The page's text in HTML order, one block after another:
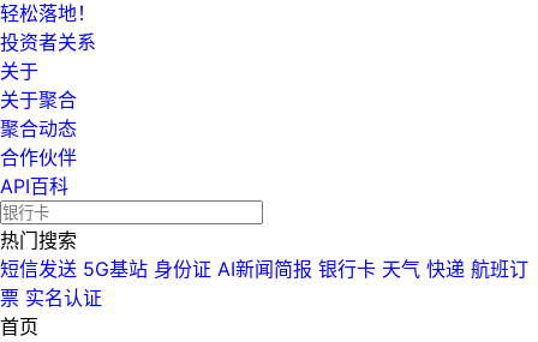
轻松落地！
投资者关系
关于
关于聚合
聚合动态
合作伙伴
API百科
热门搜索
短信发送 5G基站 身份证 AI新闻简报 银行卡 天气 快递 航班订
票 实名认证
首页